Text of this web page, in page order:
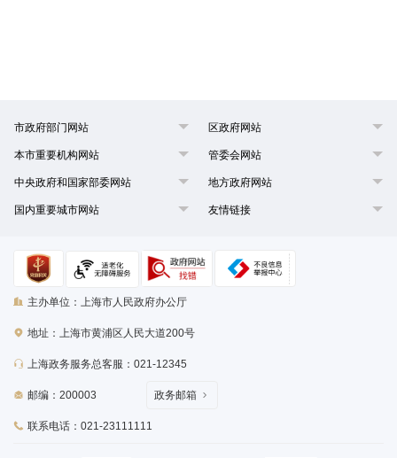
市政府部门网站 区政府网站
本市重要机构网站 管委会网站
中央政府和国家部委网站 地方政府网站
国内重要城市网站 友情链接
主办单位：上海市人民政府办公厅
地址：上海市黄浦区人民大道200号
上海政务服务总客服：021-12345
邮编：200003
联系电话：021-23111111
政务邮箱